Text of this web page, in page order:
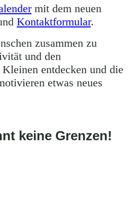
mit dem neuen
Kontaktformular.
zusammen zu
und den
entdecken und die
etwas neues
keine Grenzen!